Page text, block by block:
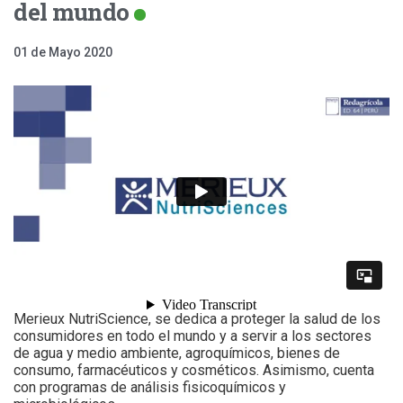
del mundo
01 de Mayo 2020
Merieux NutriScience, se dedica a proteger la salud de los
consumidores en todo el mundo y a servir a los sectores
de agua y medio ambiente, agroquímicos, bienes de
consumo, farmacéuticos y cosméticos. Asimismo, cuenta
con programas de análisis fisicoquímicos y